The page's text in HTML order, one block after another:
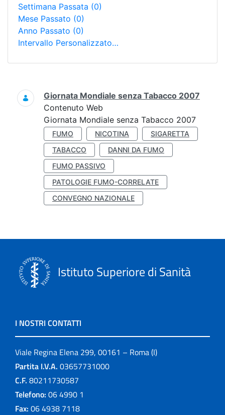
Settimana Passata (0)
Mese Passato (0)
Anno Passato (0)
Intervallo Personalizzato…
Ricerca
Giornata Mondiale senza Tabacco 2007
Contenuto Web
Giornata Mondiale senza Tabacco 2007
FUMO NICOTINA
SIGARETTA
TABACCO
DANNI DA FUMO
FUMO PASSIVO
PATOLOGIE FUMO-CORRELATE
CONVEGNO NAZIONALE
Istituto Superiore di Sanità
I NOSTRI CONTATTI
Viale Regina Elena 299, 00161 – Roma (I)
Partita I.V.A. 03657731000
C.F. 80211730587
Telefono: 06 4990 1
Fax: 06 4938 7118